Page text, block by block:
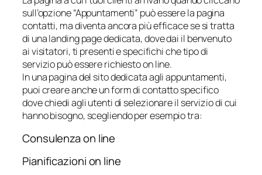
sull’opzione “Appuntamenti” può essere la pagina
contatti, ma diventa ancora più efficace se si tratta
di una landing page dedicata, dove dai il benvenuto
ai visitatori, ti presenti e specifichi che tipo di
servizio può essere richiesto on line.
In una pagina del sito dedicata agli appuntamenti,
puoi creare anche un form di contatto specifico
dove chiedi agli utenti di selezionare il servizio di cui
hanno bisogno, scegliendo per esempio tra:
Consulenza on line
Pianificazioni on line